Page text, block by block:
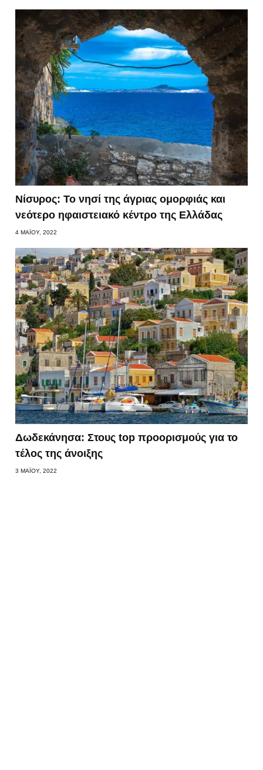
Νίσυρος: Το νησί της άγριας ομορφιάς και
νεότερο ηφαιστειακό κέντρο της Ελλάδας
4 ΜΑΪ́ΟΥ, 2022
Δωδεκάνησα: Στους top προορισμούς για το
τέλος της άνοιξης
3 ΜΑΪ́ΟΥ, 2022